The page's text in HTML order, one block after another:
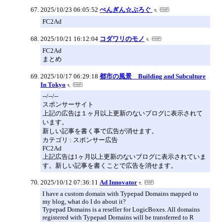
2025/10/23 06:05:52 ぺんぎん☆ぶろぐ
FC2Ad
2025/10/21 16:12:04 コダワリのモノ
FC2Ad
まとめ
2025/10/17 06:29:18 都市の風景 Building and Subculture
In Tokyo
--/--/--
スポンサーサイト
上記の広告は１ヶ月以上更新のないブログに表示されて
います。
新しい記事を書く事で広告が消せます。
カテゴリ : スポンサー広告
FC2Ad
上記広告は1ヶ月以上更新のないブログに表示されていま
す。新しい記事を書くことで広告を消せます。
2025/10/12 07:36:11 Ad Innovator
I have a custom domain with Typepad Domains mapped to
my blog, what do I do about it?
Typepad Domains is a reseller for LogicBoxes. All domains
registered with Typepad Domains will be transferred to R